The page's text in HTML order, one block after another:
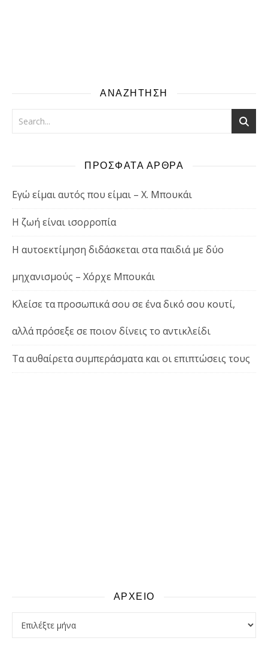
ΑΝΑΖΗΤΗΣΗ
ΠΡΟΣΦΑΤΑ ΑΡΘΡΑ
Εγώ είμαι αυτός που είμαι – Χ. Μπουκάι
Η ζωή είναι ισορροπία
Η αυτοεκτίμηση διδάσκεται στα παιδιά με δύο
μηχανισμούς – Χόρχε Μπουκάι
Κλείσε τα προσωπικά σου σε ένα δικό σου κουτί,
αλλά πρόσεξε σε ποιον δίνεις το αντικλείδι
Τα αυθαίρετα συμπεράσματα και οι επιπτώσεις τους
ΑΡΧΕΙΟ